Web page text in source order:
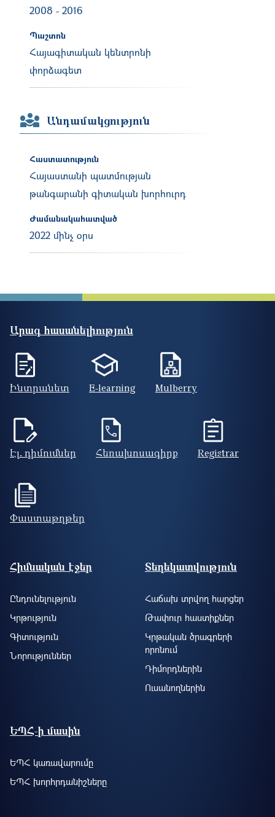
2008 - 2016
Պաշտոն
Հայագիտական կենտրոնի
փորձագետ
Անդամակցություն
Հաստատություն
Հայաստանի պատմության
թանգարանի գիտական խորհուրդ
Ժամանակահատված
2022 մինչ օրս
Արագ հասանելիություն
Ինտրանետ E-learning Mulberry
Էլ. դիմումներ Հեռախոսագիրք Registrar
Փաստաթղթեր
Footer site information
Հիմնական էջեր
Ընդունելություն
Կրթություն
Գիտություն
Նորություններ
Տեղեկատվություն
Հաճախ տրվող հարցեր
Թափուր հաստիքներ
Կրթական ծրագրերի
որոնում
Դիմորդներին
Ուսանողներին
ԵՊՀ-ի մասին
ԵՊՀ կառավարումը
ԵՊՀ խորհրդանիշները